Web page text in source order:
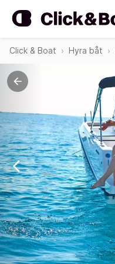
Click & Boat Hyra båt